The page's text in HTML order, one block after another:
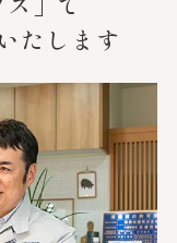
たします